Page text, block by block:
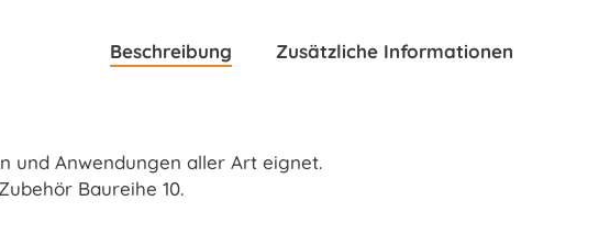
Beschreibung Zusätzliche Informationen
und Anwendungen aller Art eignet.
Baureihe 10.